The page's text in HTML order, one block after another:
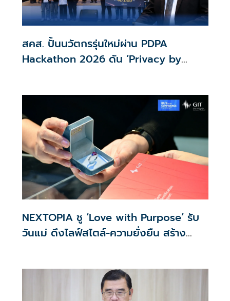
สคส. ปั้นนวัตกรรุ่นใหม่ผ่าน PDPA
Hackathon 2026 ดัน ‘Privacy by
NEXTOPIA ชู ‘Love with Purpose’ รับ
วันแม่ ดึงไลฟ์สไตล์-ความยั่งยืน สร้าง